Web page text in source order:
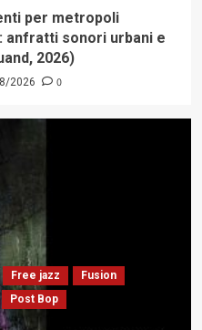
per metropoli
anfratti sonori urbani e
2026)
2026 0
Free jazz
Fusion
Post Bop